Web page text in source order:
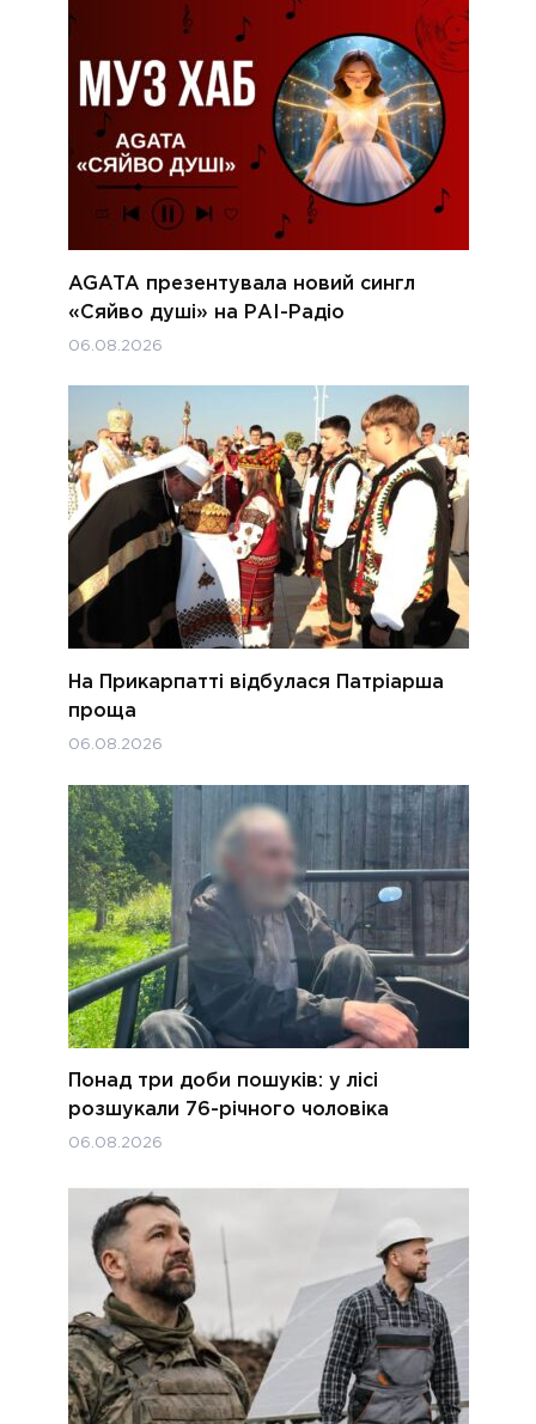
AGATA презентувала новий сингл
«Сяйво душі» на РАІ-Радіо
06.08.2026
На Прикарпатті відбулася Патріарша
проща
06.08.2026
Понад три доби пошуків: у лісі
розшукали 76-річного чоловіка
06.08.2026